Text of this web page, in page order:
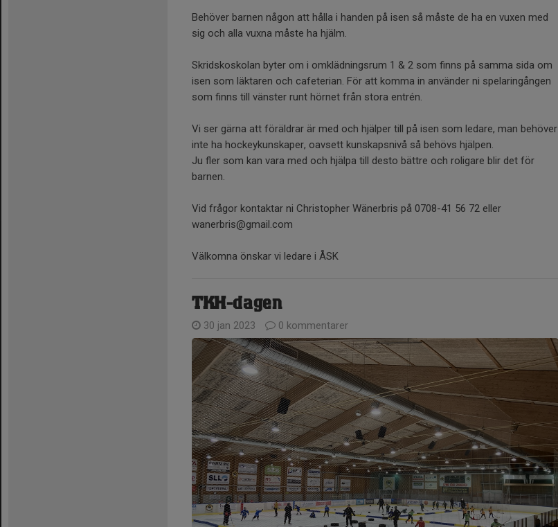
Behöver barnen någon att hålla i handen på isen så måste de ha en vuxen med
sig och alla vuxna måste ha hjälm.
Skridskoskolan byter om i omklädningsrum 1 & 2 som finns på samma sida om
isen som läktaren och cafeterian. För att komma in använder ni spelaringången
som finns till vänster runt hörnet från stora entrén.
Vi ser gärna att föräldrar är med och hjälper till på isen som ledare, man behöver
inte ha hockeykunskaper, oavsett kunskapsnivå så behövs hjälpen.
Ju fler som kan vara med och hjälpa till desto bättre och roligare blir det för
barnen.
Vid frågor kontaktar ni Christopher Wänerbris på 0708-41 56 72 eller
wanerbris@gmail.com
Välkomna önskar vi ledare i ÅSK
TKH-dagen
30 jan 2023 0 kommentarer